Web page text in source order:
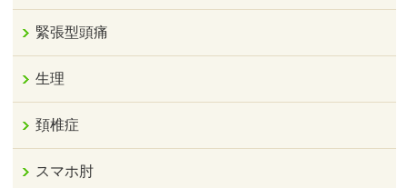
緊張型頭痛
生理
頚椎症
スマホ肘